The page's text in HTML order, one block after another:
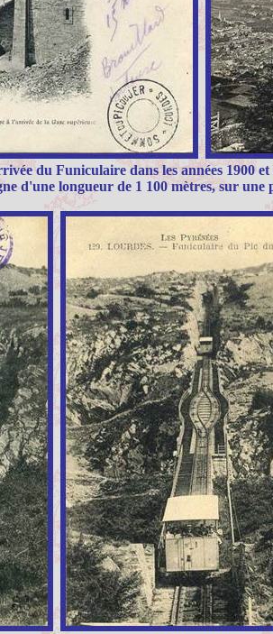
du Funiculaire dans les années 1900
d'une longueur de 1 100 mètres, sur une